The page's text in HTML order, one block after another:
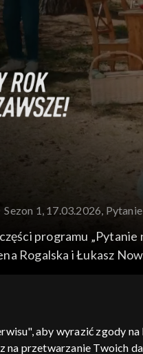
Sezon 1, 17.03.2026,
programu „Pytanie
Rogalska i Łukasz
aby wyrazić zgody
przetwarzanie Twoich